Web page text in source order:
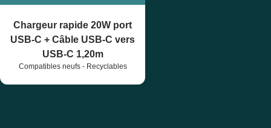
Chargeur rapide 20W port
USB-C + Câble USB-C vers
USB-C 1,20m
Compatibles neufs - Recyclables